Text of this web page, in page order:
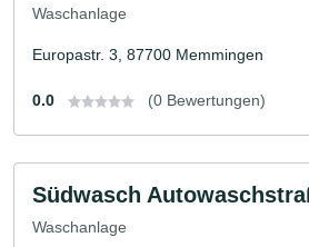
Waschanlage
Europastr. 3, 87700 Memmingen
0.0 (0 Bewertungen)
Südwasch
Waschanlage